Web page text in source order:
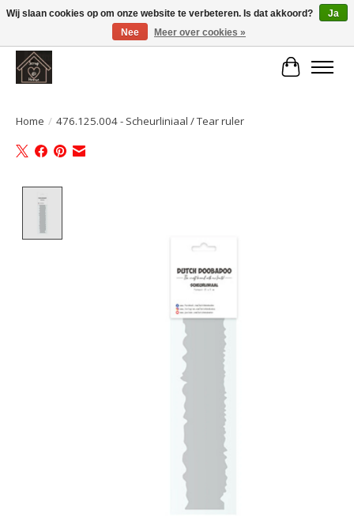
Large selection of products and fast shipping!
Home / 476.125.004 - Scheurliniaal / Tear ruler
Wij slaan cookies op om onze website te verbeteren. Is dat akkoord?
Ja
Nee
Meer over cookies »